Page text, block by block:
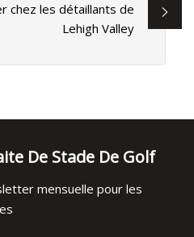
chez les détaillants de
Lehigh Valley
De Stade De Golf
mensuelle pour les